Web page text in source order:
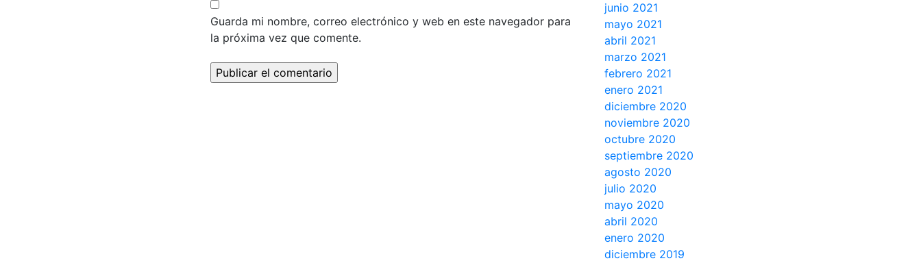
Guarda mi nombre, correo electrónico y web en este navegador para
la próxima vez que comente.
junio 2021
mayo 2021
abril 2021
marzo 2021
febrero 2021
enero 2021
diciembre 2020
noviembre 2020
octubre 2020
septiembre 2020
agosto 2020
julio 2020
mayo 2020
abril 2020
enero 2020
diciembre 2019